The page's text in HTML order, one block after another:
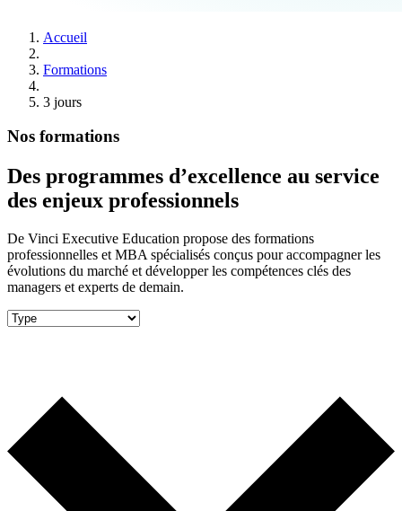
Accueil
Formations
3 jours
Nos formations
Des programmes d’excellence au service
des enjeux professionnels
De Vinci Executive Education propose des formations
professionnelles et MBA spécialisés conçus pour accompagner les
évolutions du marché et développer les compétences clés des
managers et experts de demain.